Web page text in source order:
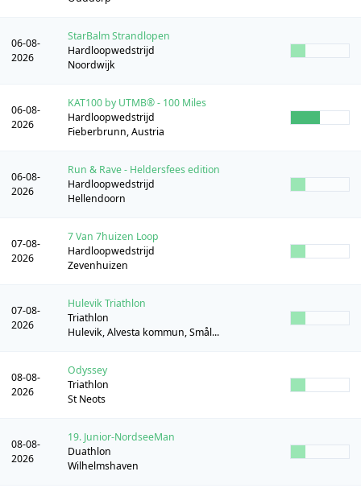
06-08-
2026
StarBalm Strandlopen
Hardloopwedstrijd
Noordwijk
06-08-
2026
KAT100 by UTMB® - 100 Miles
Hardloopwedstrijd
Fieberbrunn, Austria
06-08-
2026
Run & Rave - Heldersfees edition
Hardloopwedstrijd
Hellendoorn
07-08-
2026
7 Van 7huizen Loop
Hardloopwedstrijd
Zevenhuizen
07-08-
2026
Hulevik Triathlon
Triathlon
Hulevik, Alvesta kommun, Smål...
08-08-
2026
Odyssey
Triathlon
St Neots
08-08-
2026
19. Junior-NordseeMan
Duathlon
Wilhelmshaven